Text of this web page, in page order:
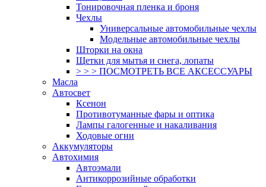
Тонировочная пленка и броня
Чехлы
Универсальные автомобильные чехлы
Модельные автомобильные чехлы
Шторки на окна
Щетки для мытья и снега, лопаты
> > > ПОСМОТРЕТЬ ВСЕ АКСЕССУАРЫ
Масла
Автосвет
Ксенон
Противотуманные фары и оптика
Лампы галогенные и накаливания
Ходовые огни
Аккумуляторы
Автохимия
Автоэмали
Антикоррозийные обработки